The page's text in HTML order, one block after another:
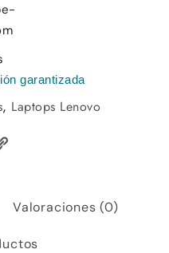
garantizada
, Laptops Lenovo
Valoraciones (0)